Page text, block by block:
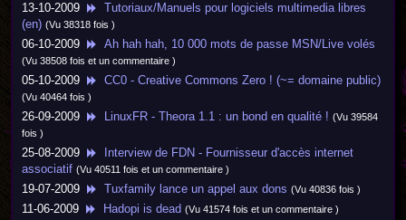
13-10-2009
Tutoriaux/Manuels pour logiciels multimedia libres
(en) (Vu 38318 fois )
06-10-2009 Ah hah hah, 10 000 mots de passe MSN/Live volés
(Vu 38508 fois et un commentaire )
05-10-2009 CC0 - Creative Commons Zero ! (~= domaine public)
(Vu 40464 fois )
26-09-2009 LinuxFR - Theora 1.1 : un bond en qualité ! (Vu 39584
fois )
25-08-2009
Interview de FDN - Fournisseur d'accès internet
associatif (Vu 40511 fois et un commentaire )
19-07-2009 Tuxfamily lance un appel aux dons (Vu 40836 fois )
11-06-2009 Hadopi is dead (Vu 41574 fois et un commentaire )